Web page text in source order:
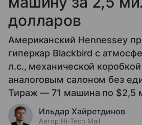
долларов
Американский Hennessey
гиперкар Blackbird с
л.с., механической
аналоговым салоном без
Тираж — 71 машина по $2,5
Ильдар Хайретдинов
Автор Hi-Tech Mail